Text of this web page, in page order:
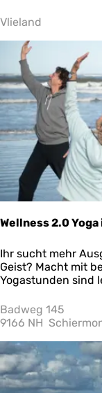
t
o
i
j
n
-
e
m
w
i
l
d
e
n
a
n
c
h
n
v
o
Vlieland
Wellness 2.0
W
e
l
n
e
s
2
.
0
Ihr sucht mehr
Geist? Macht mit
Yogastunden sind
Badweg 145
9166 NH